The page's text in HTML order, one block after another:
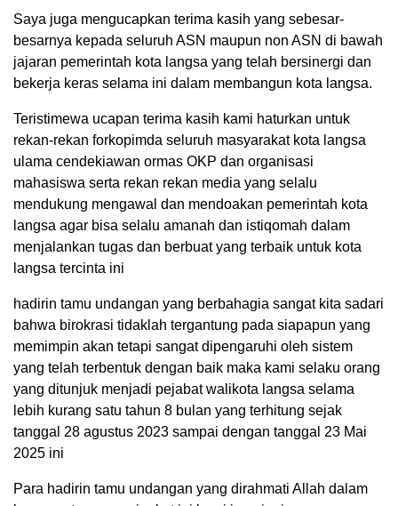
Saya juga mengucapkan terima kasih yang sebesar-
besarnya kepada seluruh ASN maupun non ASN di bawah
jajaran pemerintah kota langsa yang telah bersinergi dan
bekerja keras selama ini dalam membangun kota langsa.
Teristimewa ucapan terima kasih kami haturkan untuk
rekan-rekan forkopimda seluruh masyarakat kota langsa
ulama cendekiawan ormas OKP dan organisasi
mahasiswa serta rekan rekan media yang selalu
mendukung mengawal dan mendoakan pemerintah kota
langsa agar bisa selalu amanah dan istiqomah dalam
menjalankan tugas dan berbuat yang terbaik untuk kota
langsa tercinta ini
hadirin tamu undangan yang berbahagia sangat kita sadari
bahwa birokrasi tidaklah tergantung pada siapapun yang
memimpin akan tetapi sangat dipengaruhi oleh sistem
yang telah terbentuk dengan baik maka kami selaku orang
yang ditunjuk menjadi pejabat walikota langsa selama
lebih kurang satu tahun 8 bulan yang terhitung sejak
tanggal 28 agustus 2023 sampai dengan tanggal 23 Mai
2025 ini
Para hadirin tamu undangan yang dirahmati Allah dalam